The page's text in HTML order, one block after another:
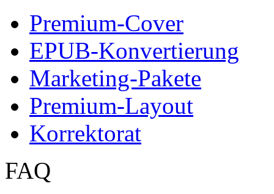
Premium-Cover
EPUB-Konvertierung
Marketing-Pakete
Premium-Layout
Korrektorat
FAQ